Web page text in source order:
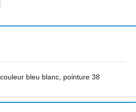
bleu blanc, pointure 38